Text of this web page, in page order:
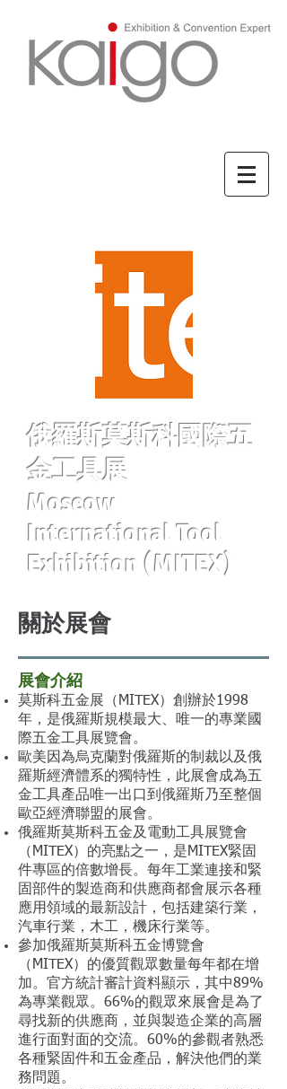
俄羅斯莫斯科國際五
金工具展
Moscow
International Tool
Exhibition (MITEX)
關於展會
展會介紹
莫斯科五金展（MITEX）創辦於1998
年，是俄羅斯規模最大、唯一的專業國
際五金工具展覽會。
歐美因為烏克蘭對俄羅斯的制裁以及俄
羅斯經濟體系的獨特性，此展會成為五
金工具產品唯一出口到俄羅斯乃至整個
歐亞經濟聯盟的展會。
俄羅斯莫斯科五金及電動工具展覽會
（MITEX）的亮點之一，是MITEX緊固
件專區的倍數增長。每年工業連接和緊
固部件的製造商和供應商都會展示各種
應用領域的最新設計，包括建築行業，
汽車行業，木工，機床行業等。
參加俄羅斯莫斯科五金博覽會
（MITEX）的優質觀眾數量每年都在增
加。官方統計審計資料顯示，其中89%
為專業觀眾。66%的觀眾來展會是為了
尋找新的供應商，並與製造企業的高層
進行面對面的交流。60%的參觀者熟悉
各種緊固件和五金產品，解決他們的業
務問題。